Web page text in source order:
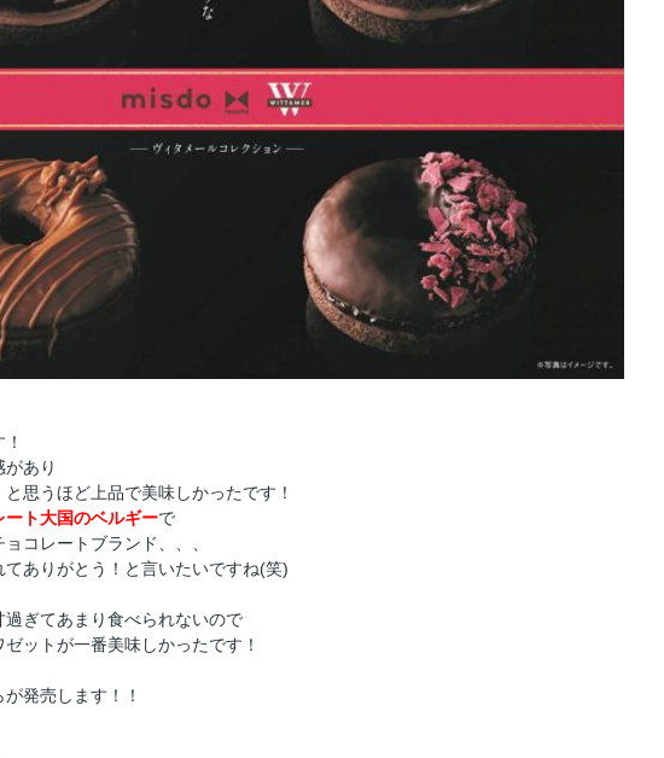
あり
思うほど上品で美味しかったです！
ート大国のベルギーで
コレートブランド、、、
てありがとう！と言いたいですね(笑)
ぎてあまり食べられないので
ットが一番美味しかったです！
発売します！！